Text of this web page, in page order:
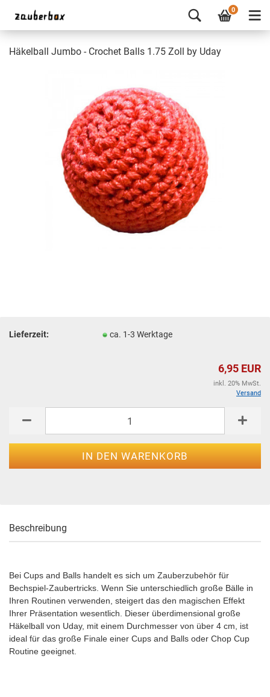
0
Häkelball Jumbo - Crochet Balls 1.75 Zoll by Uday
Lieferzeit: ca. 1-3 Werktage
6,95 EUR
inkl. 20% MwSt.
Versand
Beschreibung
Bei Cups and Balls handelt es sich um Zauberzubehör für
Bechspiel-Zaubertricks. Wenn Sie unterschiedlich große Bälle in
Ihren Routinen verwenden, steigert das den magischen Effekt
Ihrer Präsentation wesentlich. Dieser überdimensional große
Häkelball von Uday, mit einem Durchmesser von über 4 cm, ist
ideal für das große Finale einer Cups and Balls oder Chop Cup
Routine geeignet.